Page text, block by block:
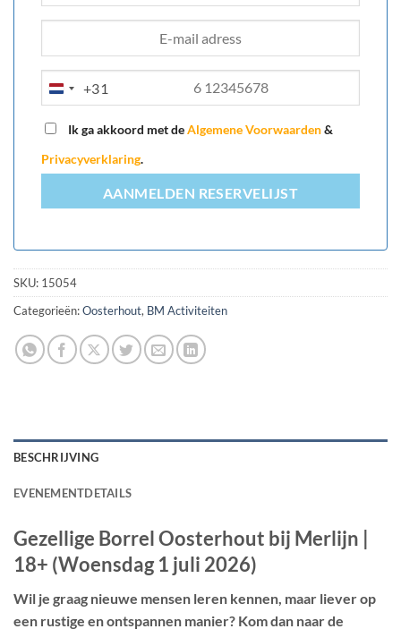
NETHERLANDS
+31
Ik ga akkoord met deAlgemene Voorwaarden&
Privacyverklaring.
AANMELDEN RESERVELIJST
SKU: 15054
Categorieën:Oosterhout, BM Activiteiten
BESCHRIJVING
EVENEMENTDETAILS
Gezellige Borrel Oosterhout bij Merlijn |
18+ (Woensdag 1 juli 2026)
Wil je graag nieuwe mensen leren kennen, maar liever op
een rustige en ontspannen manier? Kom dan naar de